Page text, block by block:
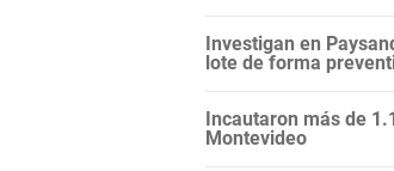
Investigan en
lote de forma
Incautaron más de
Montevideo